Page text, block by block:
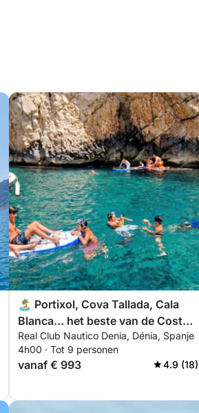
🏝️ Portixol, Cova Tallada, Cala
Blanca… het beste van de Costa
Blanca in 4 uur
Real Club Nautico Denia, Dénia, Spanje
4h00 · Tot 9 personen
vanaf € 993 4.9 (18)